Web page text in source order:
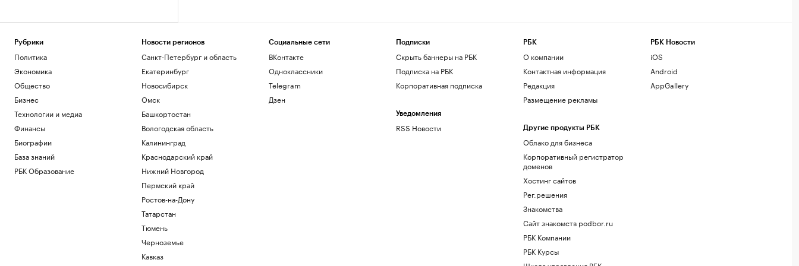
Рубрики
Политика
Экономика
Общество
Бизнес
Технологии и медиа
Финансы
Биографии
База знаний
РБК Образование
Новости регионов
Санкт-Петербург и область
Екатеринбург
Новосибирск
Омск
Башкортостан
Вологодская область
Калининград
Краснодарский край
Нижний Новгород
Пермский край
Ростов-на-Дону
Татарстан
Тюмень
Черноземье
Кавказ
Социальные сети
ВКонтакте
Одноклассники
Telegram
Дзен
Подписки
Скрыть баннеры на РБК
Подписка на РБК
Корпоративная подписка
Уведомления
RSS Новости
РБК
О компании
Контактная информация
Редакция
Размещение рекламы
Другие продукты РБК
Облако для бизнеса
Корпоративный регистратор
доменов
Хостинг сайтов
Рег.решения
Знакомства
Сайт знакомств podbor.ru
РБК Компании
РБК Курсы
РБК Новости
iOS
Android
AppGallery